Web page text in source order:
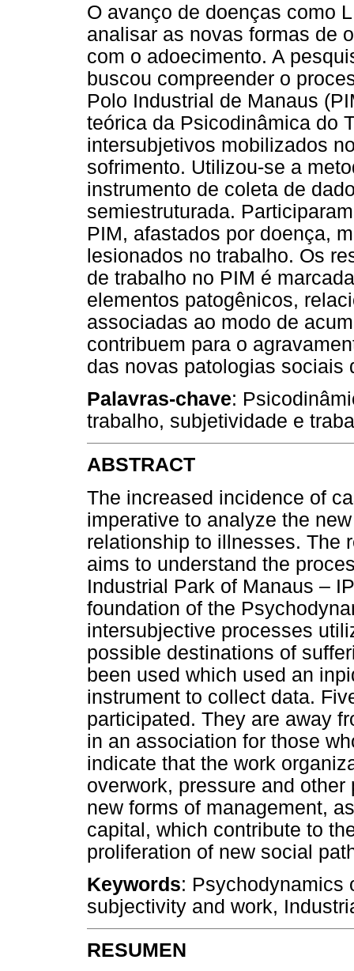
O avanço de doenças como
analisar as novas formas de
com o adoecimento. A
buscou compreender o
Polo Industrial de Manaus
teórica da Psicodinâmica do
intersubjetivos mobilizados
sofrimento. Utilizou-se a
instrumento de coleta de
semiestruturada.
PIM, afastados por doença,
lesionados no trabalho. Os
de trabalho no PIM é
elementos patogênicos,
associadas ao modo de
contribuem para o
das novas patologias sociais
Palavras-chave:
trabalho, subjetividade e
ABSTRACT
The increased incidence of
imperative to analyze the
relationship to illnesses. The
aims to understand the
Industrial Park of Manaus –
foundation of the
intersubjective processes
possible destinations of
been used which used an
instrument to collect data.
participated. They are away
in an association for those
indicate that the work
overwork, pressure and
new forms of management,
capital, which contribute to
proliferation of new social
Keywords: Psychodynamics
subjectivity and work,
RESUMEN